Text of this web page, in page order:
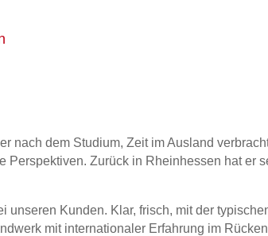
nach dem Studium, Zeit im Ausland
Perspektiven. Zurück in Rheinhessen hat er
unseren Kunden. Klar, frisch, mit der
mit internationaler Erfahrung im